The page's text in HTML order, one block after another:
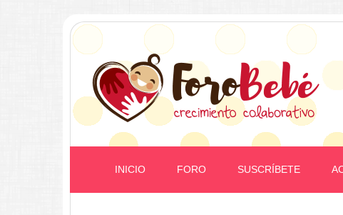
INICIO FORO SUSCRÍBETE